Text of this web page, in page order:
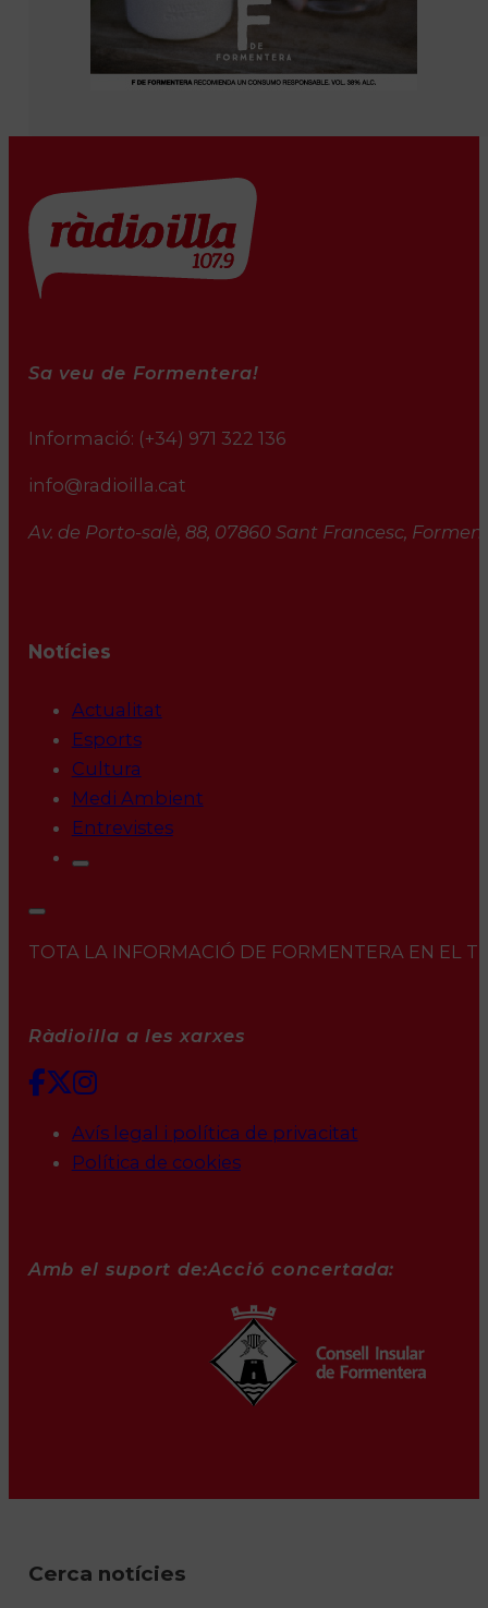
Sa veu de Formentera!
Informació: (+34) 971 322 136
info@radioilla.cat
Av. de Porto-salè, 88, 07860 Sant Francesc,
Notícies
Actualitat
Esports
Cultura
Medi Ambient
Entrevistes
TOTA LA INFORMACIÓ DE FORMENTERA EN EL
Ràdioilla a les xarxes
Avís legal i política de privacitat
Política de cookies
Amb el suport de:Acció concertada:
Cerca notícies